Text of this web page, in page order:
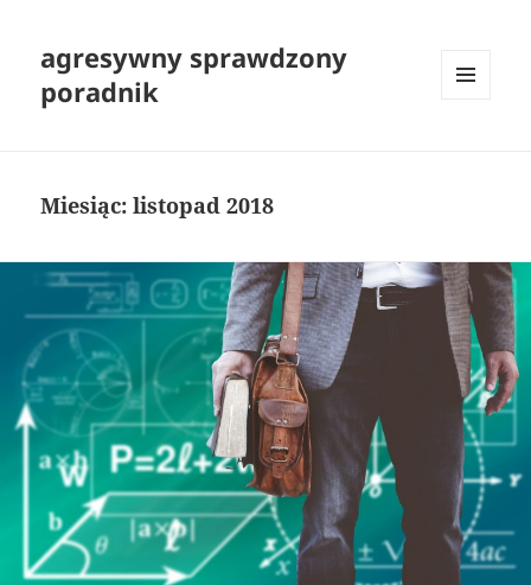
agresywny sprawdzony
poradnik
Miesiąc:listopad 2018